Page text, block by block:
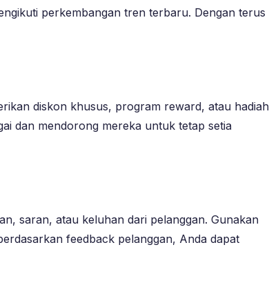
perkembangan tren terbaru. Dengan terus
diskon khusus, program reward, atau hadiah
dan mendorong mereka untuk tetap setia
saran, atau keluhan dari pelanggan. Gunakan
feedback pelanggan, Anda dapat